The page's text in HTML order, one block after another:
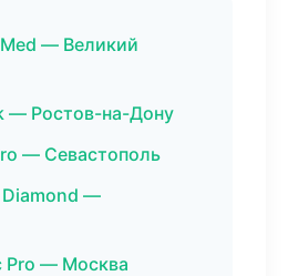
— Великий
— Ростов-на-Дону
— Севастополь
Diamond —
Pro — Москва